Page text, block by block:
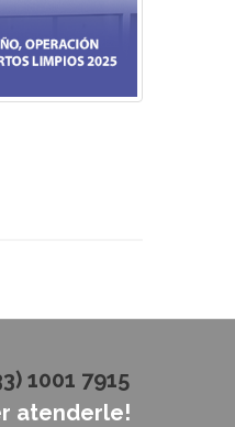
1001 7915
atenderle!